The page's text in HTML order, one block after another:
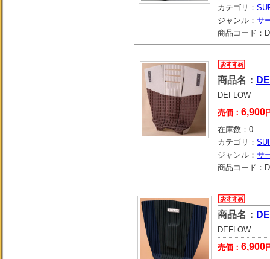
カテゴリ：
ジャンル： サ
商品コード：
商品名：
DEFLOW
売価： 6,900
在庫数： 0
カテゴリ：
ジャンル： サ
商品コード：
商品名：
DEFLOW
売価： 6,900